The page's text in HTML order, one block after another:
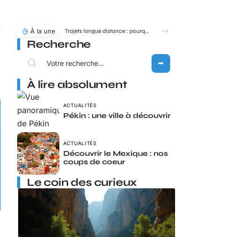
À la une Trajets longue distance : pourquoi MICHELIN toute la route reste une référence en 2026 ?
Recherche
À lire absolument
ACTUALITÉS
Pékin : une ville à découvrir
ACTUALITÉS
Découvrir le Mexique : nos
coups de coeur
Le coin des curieux